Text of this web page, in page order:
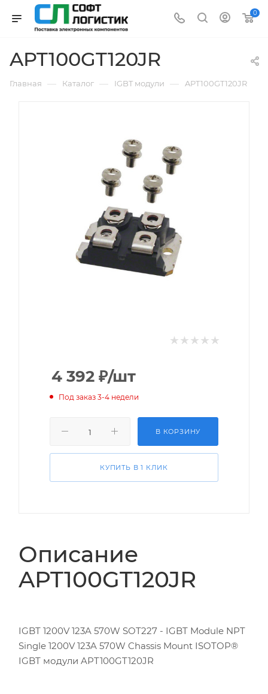
0
APT100GT120JR
Главная — Каталог — IGBT модули — APT100GT120JR
4 392₽/шт
Под заказ 3-4 недели
В КОРЗИНУ
КУПИТЬ В 1 КЛИК
Описание
APT100GT120JR
IGBT 1200V 123A 570W SOT227 - IGBT Module NPT
Single 1200V 123A 570W Chassis Mount ISOTOP®
IGBT модули APT100GT120JR